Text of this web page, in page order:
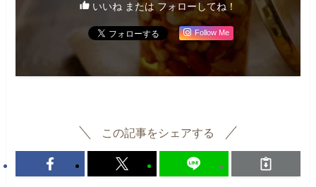
いいね または フォローしてね！
Follow Me
この記事をシェアする